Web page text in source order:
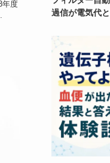
年度
過信が電気代